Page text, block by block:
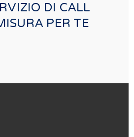
DI CALL
PER TE